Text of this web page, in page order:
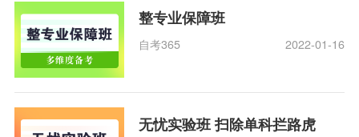
整专业保障班
自考365 2022-01-16
无忧实验班 扫除单科拦路虎